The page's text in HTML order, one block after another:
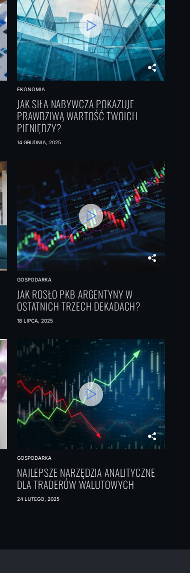
EKONOMIA
JAK SIŁA NABYWCZA POKAZUJE
PRAWDZIWĄ WARTOŚĆ TWOICH
PIENIĘDZY?
14 GRUDNIA, 2025
GOSPODARKA
JAK ROSŁO PKB ARGENTYNY W
OSTATNICH TRZECH DEKADACH?
18 LIPCA, 2025
GOSPODARKA
NAJLEPSZE NARZĘDZIA ANALITYCZNE
DLA TRADERÓW WALUTOWYCH
24 LUTEGO, 2025